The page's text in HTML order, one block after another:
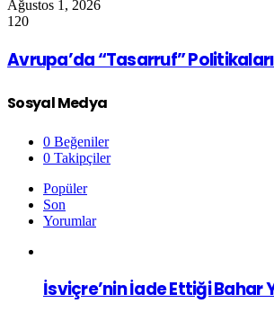
Ağustos 1, 2026
120
Avrupa’da “Tasarruf”
Sosyal Medya
0 Beğeniler
0 Takipçiler
Popüler
Son
Yorumlar
İsviçre’nin İade Ettiği Bahar